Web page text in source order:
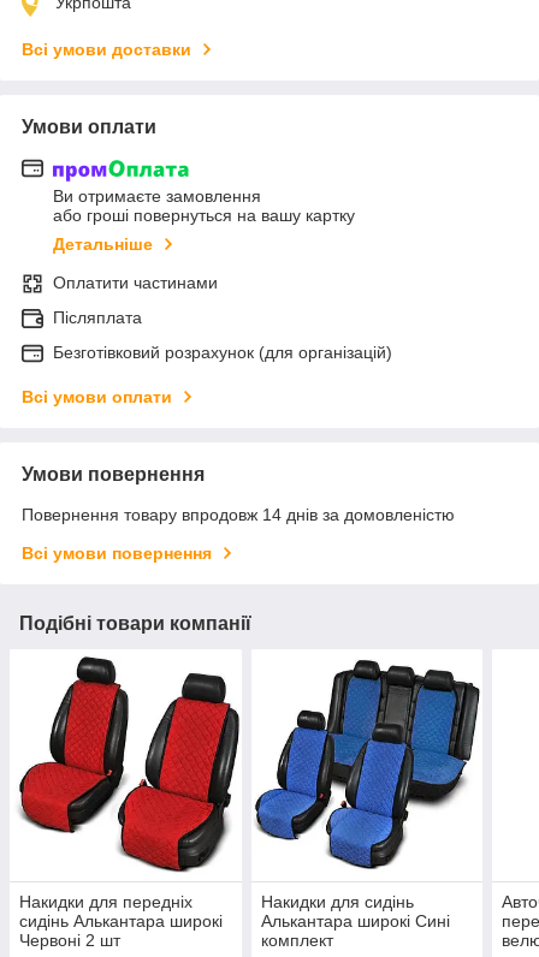
Всі умови доставки
Умови оплати
Ви отримаєте замовлення
або гроші повернуться на вашу картку
Детальніше
Оплатити частинами
Післяплата
Безготівковий розрахунок (для організацій)
Всі умови оплати
Умови повернення
Повернення товару впродовж 14 днів за домовленістю
Всі умови повернення
Подібні товари компанії
Накидки для передніх
сидінь Алькантара широкі
Червоні 2 шт
Накидки для сидінь
Алькантара широкі Сині
комплект